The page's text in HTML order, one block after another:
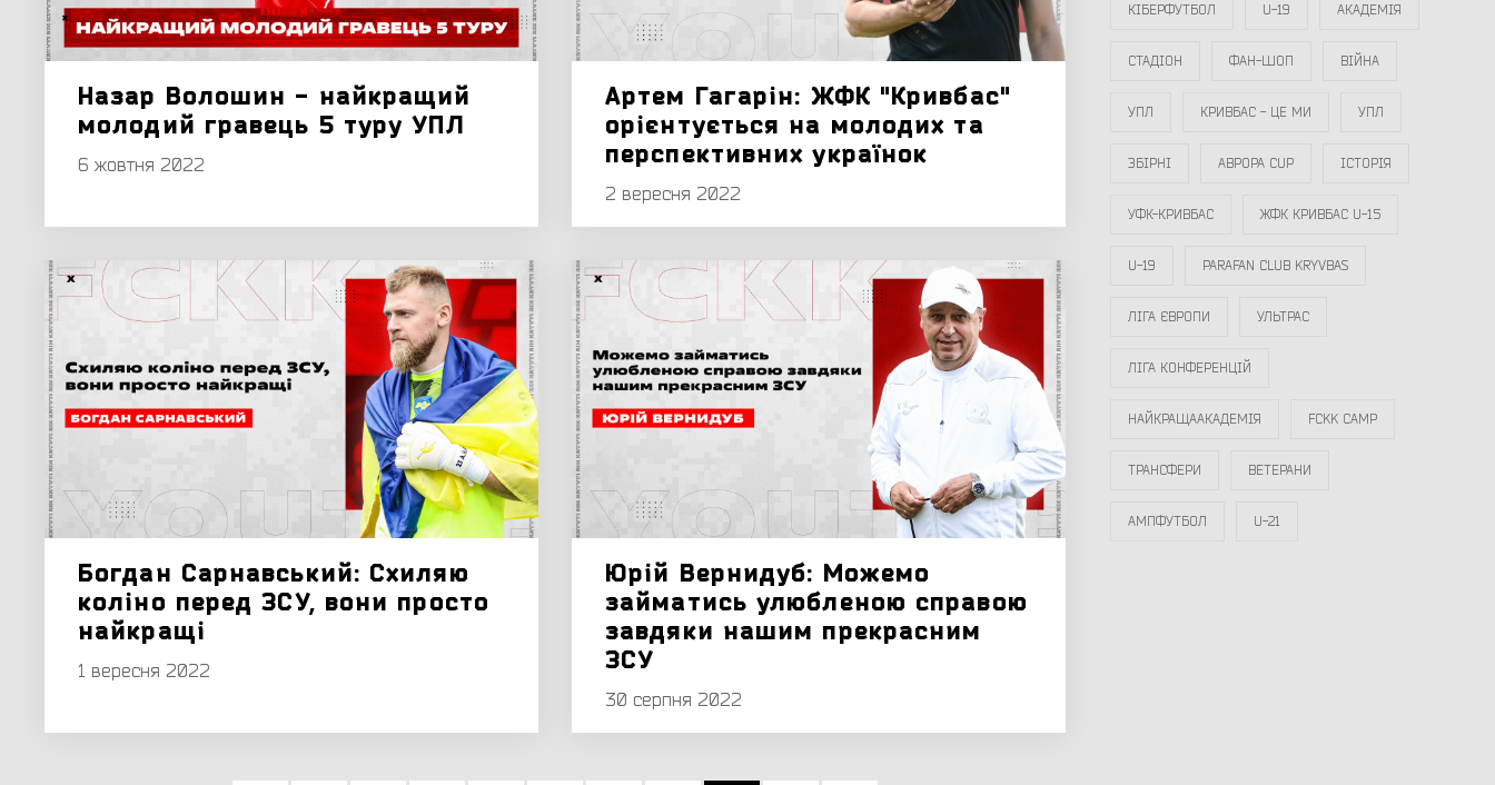
Назар Волошин - найкращий
молодий гравець 5 туру УПЛ
6 жовтня 2022
Артем Гагарін: ЖФК "Кривбас"
орієнтується на молодих та
перспективних українок
2 вересня 2022
Богдан Сарнавський: Схиляю
коліно перед ЗСУ, вони просто
найкращі
1 вересня 2022
Юрій Вернидуб: Можемо
займатись улюбленою справою
завдяки нашим прекрасним
ЗСУ
30 серпня 2022
КІБЕРФУТБОЛ U-19 АКАДЕМІЯ
СТАДІОН ФАН-ШОП ВІЙНА
УПЛ КРИВБАС - ЦЕ МИ УПЛ
ЗБІРНІ АВРОРА CUP ІСТОРІЯ
УФК-КРИВБАС ЖФК КРИВБАС U-15
U-19 PARAFAN CLUB KRYVBAS
ЛІГА ЄВРОПИ УЛЬТРАС
ЛІГА КОНФЕРЕНЦІЙ
НАЙКРАЩААКАДЕМІЯ FCKK CAMP
ТРАНСФЕРИ ВЕТЕРАНИ
АМПФУТБОЛ U-21